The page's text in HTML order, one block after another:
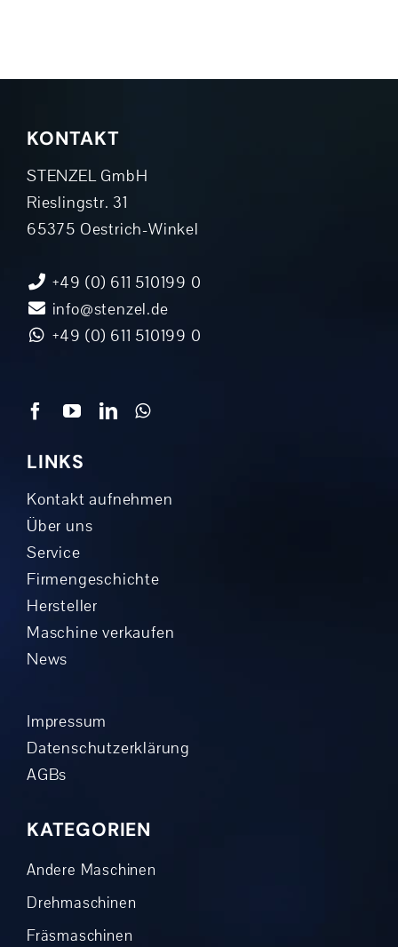
KONTAKT
STENZEL GmbH
Rieslingstr. 31
65375 Oestrich-Winkel
+49 (0) 611 510199 0
info@stenzel.de
+49 (0) 611 510199 0
LINKS
Kontakt aufnehmen
Über uns
Service
Firmengeschichte
Hersteller
Maschine verkaufen
News
Impressum
Datenschutzerklärung
AGBs
KATEGORIEN
Andere Maschinen
Drehmaschinen
Fräsmaschinen